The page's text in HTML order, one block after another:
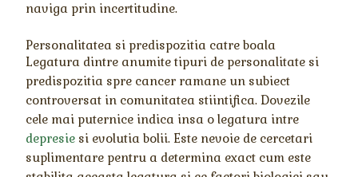
naviga prin incertitudine.
Personalitatea si predispozitia catre boala
Legatura dintre anumite tipuri de personalitate si
predispozitia spre cancer ramane un subiect
controversat in comunitatea stiintifica. Dovezile
cele mai puternice indica insa o legatura intre
depresie si evolutia bolii. Este nevoie de cercetari
suplimentare pentru a determina exact cum este